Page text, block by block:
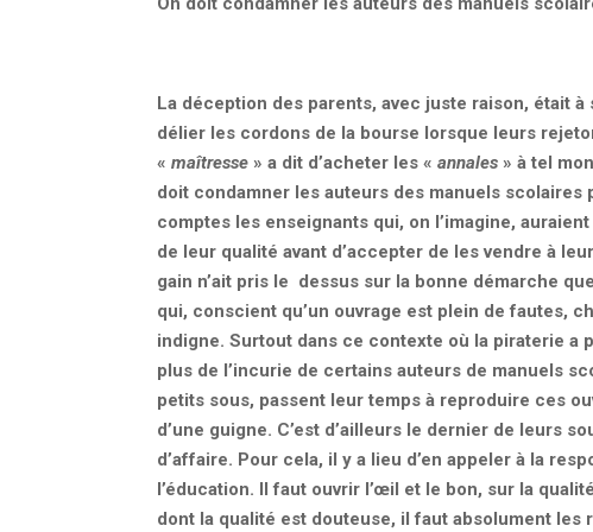
La déception des parents, avec juste raison, était
délier les cordons de la bourse lorsque leurs
« maîtresse » a dit d’acheter les « annales » à tel
doit condamner les auteurs des manuels
comptes les enseignants qui, on l’imagine,
de leur qualité avant d’accepter de les vendre à
gain n’ait pris le dessus sur la bonne démarche
qui, conscient qu’un ouvrage est plein de fautes,
indigne. Surtout dans ce contexte où la piraterie
plus de l’incurie de certains auteurs de manuels
petits sous, passent leur temps à reproduire ces
d’une guigne. C’est d’ailleurs le dernier de leurs
d’affaire. Pour cela, il y a lieu d’en appeler à la
l’éducation. Il faut ouvrir l’œil et le bon, sur la
dont la qualité est douteuse, il faut absolument